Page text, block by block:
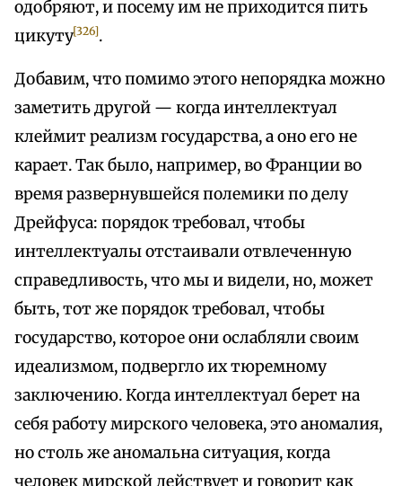
одобряют, и посему им не приходится пить
цикуту[326].
Добавим, что помимо этого непорядка можно
заметить другой — когда интеллектуал
клеймит реализм государства, а оно его не
карает. Так было, например, во Франции во
время развернувшейся полемики по делу
Дрейфуса: порядок требовал, чтобы
интеллектуалы отстаивали отвлеченную
справедливость, что мы и видели, но, может
быть, тот же порядок требовал, чтобы
государство, которое они ослабляли своим
идеализмом, подвергло их тюремному
заключению. Когда интеллектуал берет на
себя работу мирского человека, это аномалия,
но столь же аномальна ситуация, когда
человек мирской действует и говорит как